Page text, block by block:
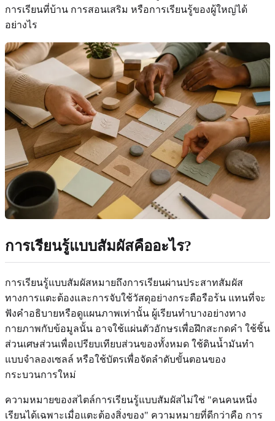
การเรียนที่บ้าน การสอนเสริม หรือการเรียนรู้ของผู้ใหญ่ได้
อย่างไร
การเรียนรู้แบบสัมผัสคืออะไร?
การเรียนรู้แบบสัมผัสหมายถึงการเรียนผ่านประสาทสัมผัส
ทางการแตะต้องและการจับใช้วัสดุอย่างกระตือรือร้น แทนที่จะ
ฟังคำอธิบายหรือดูแผนภาพเท่านั้น ผู้เรียนทำบางอย่างทาง
กายภาพกับข้อมูลนั้น อาจใช้แผ่นตัวอักษรเพื่อฝึกสะกดคำ ใช้ชิ้น
ส่วนเศษส่วนเพื่อเปรียบเทียบส่วนของทั้งหมด ใช้ดินน้ำมันทำ
แบบจำลองเซลล์ หรือใช้บัตรเพื่อจัดลำดับขั้นตอนของ
กระบวนการใหม่
ความหมายของสไตล์การเรียนรู้แบบสัมผัสไม่ใช่ "คนคนหนึ่ง
เรียนได้เฉพาะเมื่อแตะต้องสิ่งของ" ความหมายที่ดีกว่าคือ การ